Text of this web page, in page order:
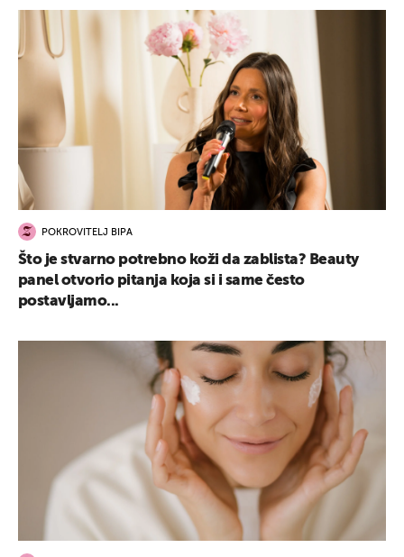
POKROVITELJ BIPA
Što je stvarno potrebno koži da zablista? Beauty
panel otvorio pitanja koja si i same često
postavljamo...